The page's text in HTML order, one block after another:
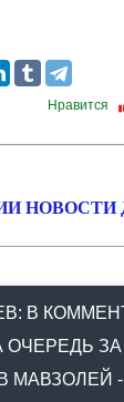
Нравится
НОВОСТИ
В
ОЧЕРЕДЬ
МАВЗОЛЕЙ